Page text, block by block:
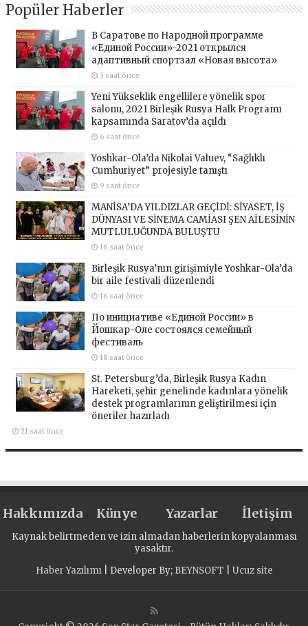
Popüler Haberler
В Саратове по Народной программе
«Единой России»-2021 открылся
адаптивный спортзал «Новая высота»
3 saat önce
Yeni Yükseklik engellilere yönelik spor
salonu, 2021 Birleşik Rusya Halk Programı
kapsamında Saratov’da açıldı
6 saat önce
Yoshkar-Ola’da Nikolai Valuev, “Sağlıklı
Cumhuriyet” projesiyle tanıştı
9 saat önce
MANİSA’DA YILDIZLAR GEÇİDİ: SİYASET, İŞ
DÜNYASI VE SİNEMA CAMİASI ŞEN AİLESİNİN
MUTLULUĞUNDA BULUŞTU
16 saat önce
Birleşik Rusya’nın girişimiyle Yoshkar-Ola’da
bir aile festivali düzenlendi
16 saat önce
По инициативе «Единой России» в
Йошкар-Оле состоялся семейный
фестиваль
18 saat önce
St. Petersburg’da, Birleşik Rusya Kadın
Hareketi, şehir genelinde kadınlara yönelik
destek programlarının geliştirilmesi için
öneriler hazırladı
21 saat önce
Hakkımızda Künye Yazarlar İletişim
Kaynak belirtmeden ve izin almadan haberlerin kopyalanması
yasaktır.
Haber Yazılımı| Developer By; BEYNSOFT Ucuz site